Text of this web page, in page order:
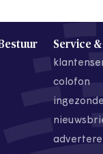
Service
colofon